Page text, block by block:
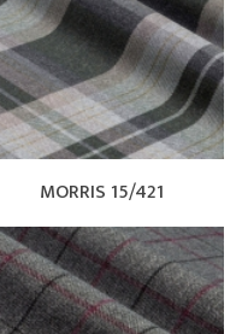
MORRIS 15/421